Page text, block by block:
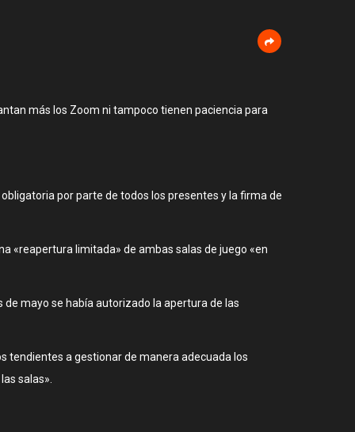
más los Zoom ni tampoco tienen paciencia para
por parte de todos los presentes y la firma de
«reapertura limitada» de ambas salas de juego «en
mayo se había autorizado la apertura de las
tendientes a gestionar de manera adecuada los
salas».